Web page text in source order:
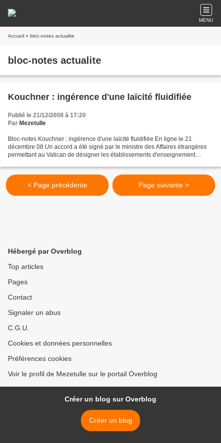
MENU
Accueil » bloc-notes actualite
bloc-notes actualite
Kouchner : ingérence d'une laïcité fluidifiée
Publié le 21/12/2008 à 17:20
Par Mezetulle
Bloc-notes Kouchner : ingérence d'une laïcité fluidifiée En ligne le 21
décembre 08 Un accord a été signé par le ministre des Affaires étrangères
permettant au Vatican de désigner les établissements d'enseignement
< Page précédente Page suivante >
Hébergé par Overblog
Top articles
Pages
Contact
Signaler un abus
C.G.U.
Cookies et données personnelles
Préférences cookies
Voir le profil de Mezetulle sur le portail Overblog
Créer un blog sur Overblog
Créer un blog